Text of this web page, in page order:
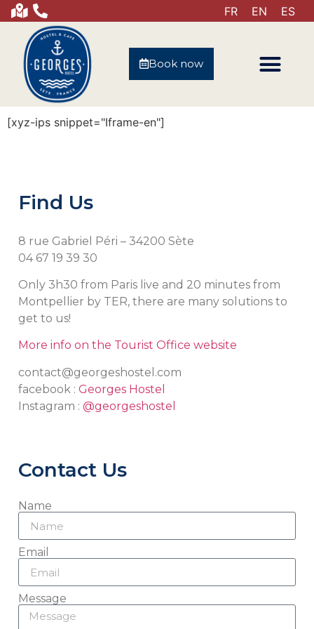
FR EN ES
Book now
[xyz-ips snippet="Iframe-en"]
Find Us
8 rue Gabriel Péri – 34200 Sète
04 67 19 39 30
Only 3h30 from Paris live and 20 minutes from
Montpellier by TER, there are many solutions to
get to us!
More info on the Tourist Office website
contact@georgeshostel.com
facebook : Georges Hostel
Instagram : @georgeshostel
Contact Us
Name
Email
Message